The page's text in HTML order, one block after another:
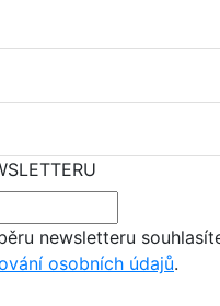
newsletteru
osobních údajů.